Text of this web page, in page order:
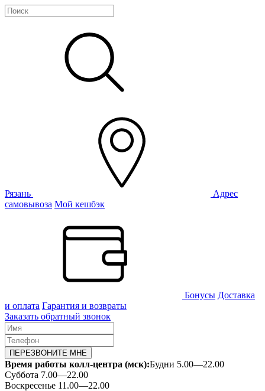
Рязань
Адрес
самовывоза Мой кешбэк
Бонусы Доставка
и оплата Гарантия и возвраты
Заказать обратный звонок
ПЕРЕЗВОНИТЕ МНЕ
Время работы колл-центра (мск):Будни 5.00—22.00
Суббота 7.00—22.00
Воскресенье 11.00—22.00